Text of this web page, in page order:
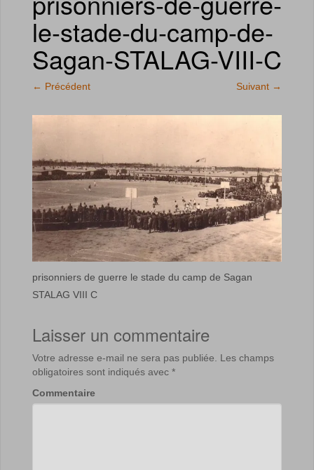
le-stade-du-camp-de-
Sagan-STALAG-VIII-C
← Précédent Suivant →
prisonniers de guerre le stade du camp de Sagan
STALAG VIII C
Laisser un commentaire
Votre adresse e-mail ne sera pas publiée.
Les champs
obligatoires sont indiqués avec *
Commentaire